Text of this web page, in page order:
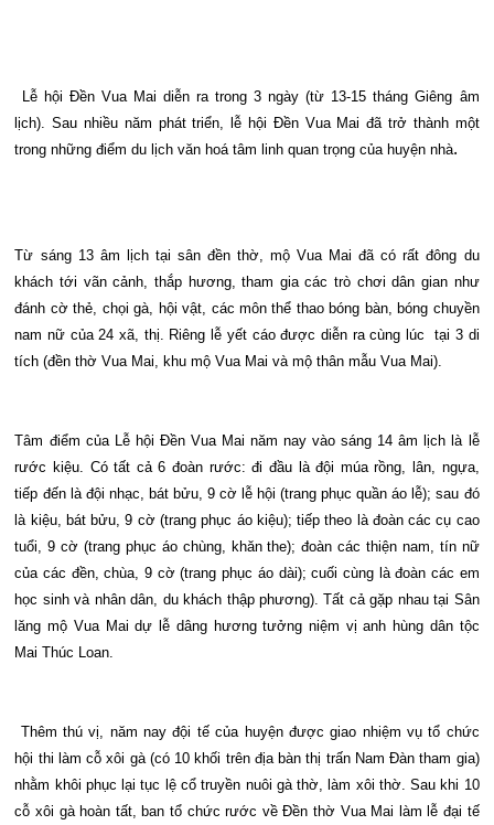
Lễ hội Đền Vua Mai diễn ra trong 3 ngày (từ 13-15 tháng Giêng âm
lịch). Sau nhiều năm phát triển, lễ hội Đền Vua Mai đã trở thành một
trong những điểm du lịch văn hoá tâm linh quan trọng của huyện nhà.
Từ sáng 13 âm lịch tại sân đền thờ, mộ Vua Mai đã có rất đông du
khách tới vãn cảnh, thắp hương, tham gia các trò chơi dân gian như
đánh cờ thẻ, chọi gà, hội vật, các môn thể thao bóng bàn, bóng chuyền
nam nữ của 24 xã, thị. Riêng lễ yết cáo được diễn ra cùng lúc tại 3 di
tích (đền thờ Vua Mai, khu mộ Vua Mai và mộ thân mẫu Vua Mai).
Tâm điểm của Lễ hội Đền Vua Mai năm nay vào sáng 14 âm lịch là lễ
rước kiệu. Có tất cả 6 đoàn rước: đi đầu là đội múa rồng, lân, ngựa,
tiếp đến là đội nhạc, bát bửu, 9 cờ lễ hội (trang phục quần áo lễ); sau đó
là kiệu, bát bửu, 9 cờ (trang phục áo kiệu); tiếp theo là đoàn các cụ cao
tuổi, 9 cờ (trang phục áo chùng, khăn the); đoàn các thiện nam, tín nữ
của các đền, chùa, 9 cờ (trang phục áo dài); cuối cùng là đoàn các em
học sinh và nhân dân, du khách thập phương). Tất cả gặp nhau tại Sân
lăng mộ Vua Mai dự lễ dâng hương tưởng niệm vị anh hùng dân tộc
Mai Thúc Loan.
Thêm thú vị, năm nay đội tế của huyện được giao nhiệm vụ tổ chức
hội thi làm cỗ xôi gà (có 10 khối trên địa bàn thị trấn Nam Đàn tham gia)
nhằm khôi phục lại tục lệ cổ truyền nuôi gà thờ, làm xôi thờ. Sau khi 10
cỗ xôi gà hoàn tất, ban tổ chức rước về Đền thờ Vua Mai làm lễ đại tế